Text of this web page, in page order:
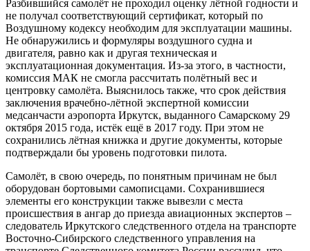
Разбившийся самолёт не проходил оценку лётной годности и
не получал соответствующий сертификат, который по
Воздушному кодексу необходим для эксплуатации машины.
Не обнаружились и формуляры воздушного судна и
двигателя, равно как и другая техническая и
эксплуатационная документация. Из-за этого, в частности,
комиссия МАК не смогла рассчитать полётный вес и
центровку самолёта. Выяснилось также, что срок действия
заключения врачебно-лётной экспертной комиссии
медсанчасти аэропорта Иркутск, выданного Самарскому 29
октября 2015 года, истёк ещё в 2017 году. При этом не
сохранились лётная книжка и другие документы, которые
подтверждали бы уровень подготовки пилота.
Самолёт, в свою очередь, по понятным причинам не был
оборудован бортовыми самописцами. Сохранившиеся
элементы его конструкции также вывезли с места
происшествия в ангар до приезда авиационных экспертов –
следователь Иркутского следственного отдела на транспорте
Восточно-Сибирского следственного управления на